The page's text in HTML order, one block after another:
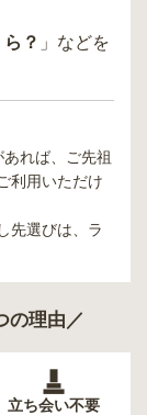
？ 」などを
れば、ご先祖
利用いただけ
先選びは、ラ
の理由／
立ち会い不要